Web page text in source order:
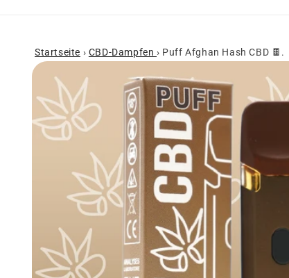
Startseite › CBD-Dampfen› Puff Afghan Hash CBD 🍫.
Zu den
Produktinformationen
springen